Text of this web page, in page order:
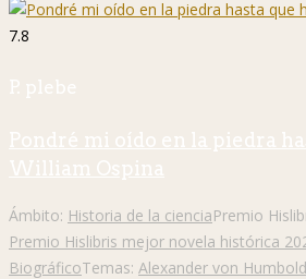
7.8
P. plebe
Pondré mi oído en la piedra
William Ospina
Ámbito: Historia de la cienciaPremio
Premio Hislibris mejor novela histórica
BiográficoTemas: Alexander von